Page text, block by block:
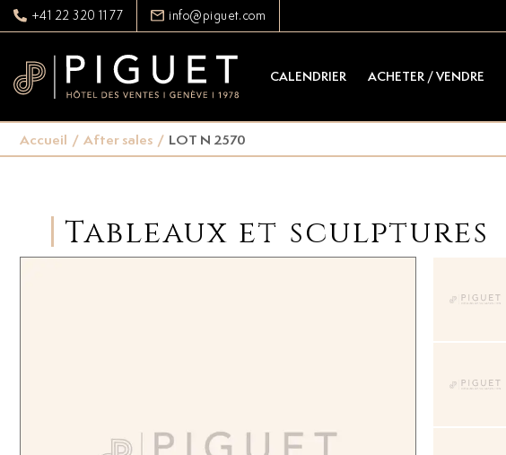
+41 22 320 11 77 info@piguet.com
CALENDRIER ACHETER / VENDRE
Accueil / After sales / LOT N 2570
Tableaux et sculptures